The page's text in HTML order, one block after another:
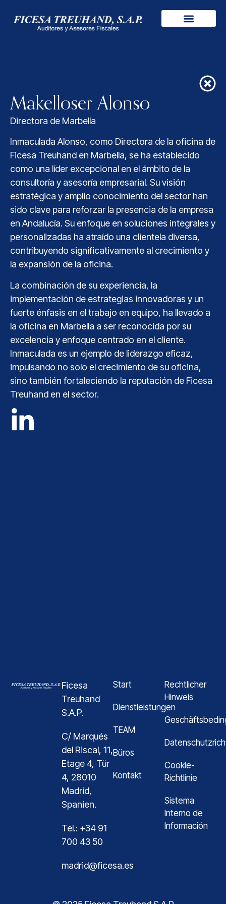
Makelloser Alonso
Directora de Marbella
Inmaculada Alonso, como Directora de la oficina de
Ficesa Treuhand en Marbella, se ha establecido
como una líder excepcional en el ámbito de la
consultoría y asesoría empresarial. Su visión
estratégica y amplio conocimiento del sector han
sido clave para reforzar la presencia de la empresa
en Andalucía. Su enfoque en soluciones integrales y
personalizadas ha atraído una clientela diversa,
contribuyendo significativamente al crecimiento y
la expansión de la oficina.
La combinación de su experiencia, la
implementación de estrategias innovadoras y un
fuerte énfasis en el trabajo en equipo, ha llevado a
la oficina en Marbella a ser reconocida por su
excelencia y enfoque centrado en el cliente.
Inmaculada es un ejemplo de liderazgo eficaz,
impulsando no solo el crecimiento de su oficina,
sino también fortaleciendo la reputación de Ficesa
Treuhand en el sector.
Ficesa
Treuhand
S.A.P.
C/ Marqués
del Riscal, 11,
Etage 4, Tür
4, 28010
Madrid,
Spanien.
Tel.: +34 91
700 43 50
madrid@ficesa.es
Start
Dienstleistungen
TEAM
Büros
Kontakt
Rechtlicher
Hinweis
Cookie-
Richtlinie
Sistema
Interno de
Información